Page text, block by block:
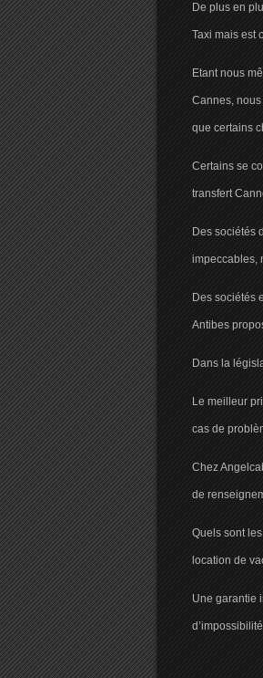
De plus en
Taxi mais est
Etant nous
Cannes,
que certains
Certains se
transfert
Des sociétés
impeccables,
Des sociétés
Antibes
Dans la
Le meilleur
cas de
Chez
de
Quels sont
location de
Une garantie